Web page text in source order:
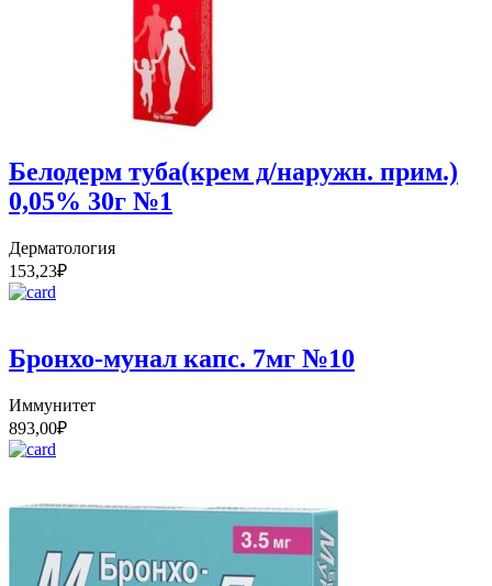
Белодерм туба(крем д/наружн. прим.)
0,05% 30г №1
Дерматология
153,23₽
Бронхо-мунал капс. 7мг №10
Иммунитет
893,00₽